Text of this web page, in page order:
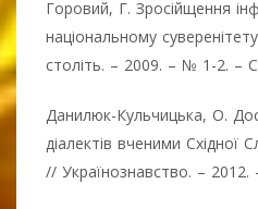
Горовий, Г. Зросійщення
національному
століть. – 2009. – № 1-2. –
Данилюк-Кульчицька, О.
діалектів вченими
// Українознавство. –